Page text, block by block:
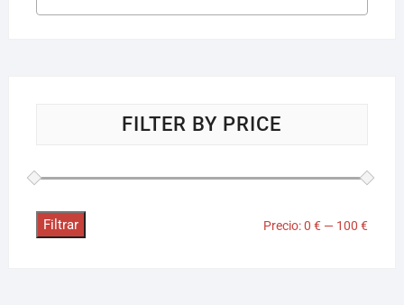
FILTER BY PRICE
Filtrar Precio:0 € — 100 €